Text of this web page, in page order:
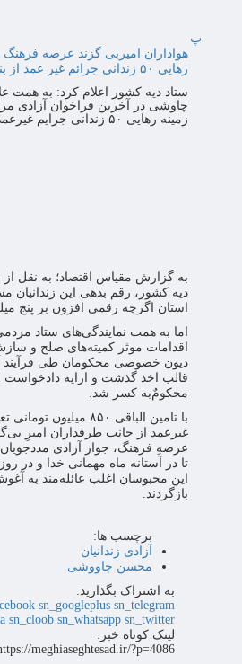
پ
هواداران امیربی گزند عرصه فرهنگ
رهایی ۵۰ زندانی جرائم غیر عمد از بند
ستاد دیه کشور اعلام کرد: به همت
زمینه رهایی ۵۰ زندانی جرایم غیرعمد فراهم شد.
به گزارش مقیاس اقتصاد؛ به نقل
دیه کشور، رقم بدهی این زندانیان
استان اگرچه رقمی افزون بر پنج
اما به همت نمایندگی‌های ستاد
اقدامات موثر کمیته‌های صلح و
دیون خصوصی محکومان طی فرآیند
قالب اخذ گذشت و ارایه دادخواست
محکومٌ‌به کسر شد.
با تامین الباقی ۸۵۰
غیرعمد از جانب طرفداران امیرِ
عرصهِ فرهنگ، جواز آزادی
تا در آستانه ماه مهمانی خدا و در
این محبوسان اغلب عائله‌مند به
بازگردند.
برچسب ها:
آزادی زندانیان
محسن چاووشی
به اشتراک بگذارید:
sn_googleplus sn_telegram
sn_cloob sn_whatsapp sn_twitter
لینک کوتاه خبر:
meghiaseghtesad.ir/?p=4086